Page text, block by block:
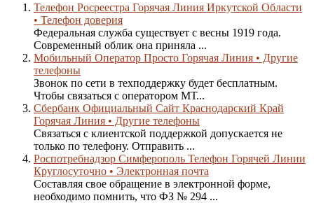
Телефон Росреестра Горячая Линия Иркутской Области
• Телефон доверия
Федеральная служба существует с весны 1919 года.
Современный облик она приняла ...
Мобильный Оператор Просто Горячая Линия • Другие
телефоны
Звонок по сети в техподдержку будет бесплатным.
Чтобы связаться с оператором МТ...
Сбербанк Официальный Сайт Краснодарский Край
Горячая Линия • Другие телефоны
Связаться с клиентской поддержкой допускается не
только по телефону. Отправить ...
Роспотребнадзор Симферополь Телефон Горячей Линии
Круглосуточно • Электронная почта
Составляя свое обращение в электронной форме,
необходимо помнить, что ФЗ № 294 ...